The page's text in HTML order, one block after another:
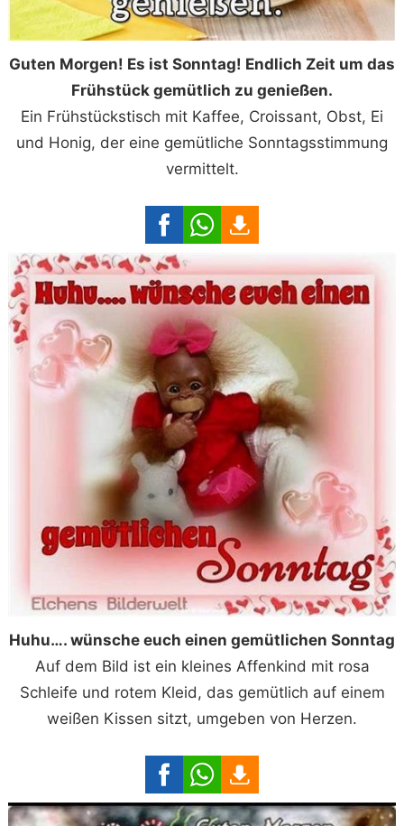
Guten Morgen! Es ist Sonntag! Endlich Zeit um das
Frühstück gemütlich zu genießen.
Ein Frühstückstisch mit Kaffee, Croissant, Obst, Ei
und Honig, der eine gemütliche Sonntagsstimmung
vermittelt.
Huhu…. wünsche euch einen gemütlichen Sonntag
Auf dem Bild ist ein kleines Affenkind mit rosa
Schleife und rotem Kleid, das gemütlich auf einem
weißen Kissen sitzt, umgeben von Herzen.